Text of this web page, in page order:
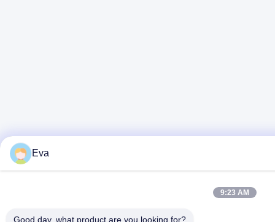
Eva
9:23 AM
Good day, what product are you looking for?